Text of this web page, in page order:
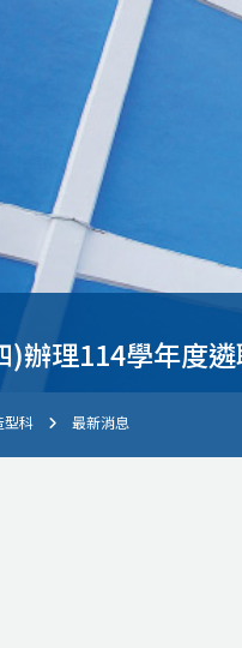
)辦理114學年度
型科 最新消息